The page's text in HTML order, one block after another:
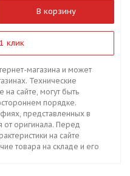
В корзину
клик
магазина и может
Технические
на сайте, могут быть
порядке.
представленных в
от оригинала. Перед
на сайте
товара на складе и его